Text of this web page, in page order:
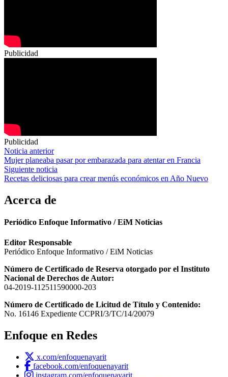
Publicidad
Publicidad
Navegación
de
entradas
Noticia anterior
Mujer planeaba pasar por embarazada para atentar en Francia
Siguiente noticia
Recetas deliciosas para crear menús económicos en Año Nuevo
Acerca de
Periódico Enfoque Informativo / EiM Noticias
Editor Responsable
Periódico Enfoque Informativo / EiM Noticias
Número de Certificado de Reserva otorgado por el Instituto
Nacional de Derechos de Autor:
04-2019-112511590000-203
Número de Certificado de Licitud de Título y Contenido:
No. 16146 Expediente CCPRI/3/TC/14/20079
Enfoque en Redes
x.com/enfoquenayarit
facebook.com/enfoquenayarit
instagram.com/enfoquenayarit